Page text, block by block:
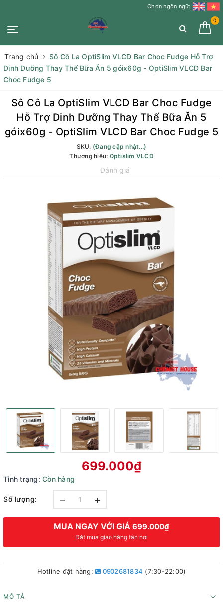
Chọn ngôn ngữ:
0
Trang chủ
Sô Cô La OptiSlim VLCD Bar Choc Fudge Hỗ Trợ
Dinh Dưỡng Thay Thế Bữa Ăn 5 góix60g - OptiSlim VLCD Bar
Choc Fudge 5
Sô Cô La OptiSlim VLCD Bar Choc Fudge
Hỗ Trợ Dinh Dưỡng Thay Thế Bữa Ăn 5
góix60g - OptiSlim VLCD Bar Choc Fudge 5
SKU: (Đang cập nhật...)
Thương hiệu: Optislim VLCD
Đánh giá
699.000₫
Tình trạng: Còn hàng
Số lượng: – +
MUA NGAY VỚI GIÁ 699.000₫
Đặt mua giao hàng tận nơi
Hotline đặt hàng: 0902681834 (7:30-22:00)
MÔ TẢ